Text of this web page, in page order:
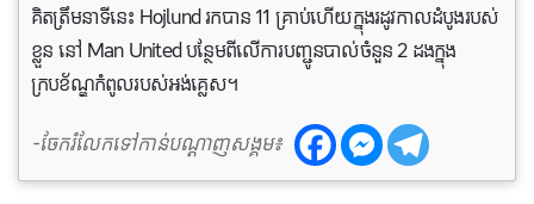
គិត​ត្រឹម​នាទីនេះ Hojlund រកបាន 11 គ្រាប់ហើយក្នុងរដូវកាលដំបូងរបស់
ខ្លួន នៅ Man United បន្ថែមពីលើការបញ្ជូនបាល់ចំនួន 2 ដងក្នុង
ក្របខ័ណ្ឌកំពូលរបស់អង់គ្លេស។
-ចែករំលែកទៅកាន់បណ្តាញសង្គម៖